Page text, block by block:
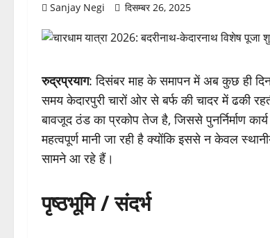
Sanjay Negi दिसम्बर 26, 2025
रुद्रप्रयाग: दिसंबर माह के समापन में अब कुछ ही
समय केदारपुरी चारों ओर से बर्फ की चादर में ढकी
बावजूद ठंड का प्रकोप तेज है, जिससे पुनर्निर्माण
महत्वपूर्ण मानी जा रही है क्योंकि इससे न केवल
सामने आ रहे हैं।
पृष्ठभूमि / संदर्भ